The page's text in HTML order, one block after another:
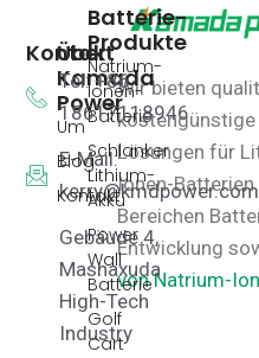
Wir bieten
Lösungen für
Ionen-Batterien.
Bereichen
Entwicklung
von Natrium-
Batterie-
Produkte
Natrium-
Ionen-
Batterie
Schlanker
Lithium-
Akku
Power
Wall
Batterie
Golf
Cart
Über
Kamada
Power
Um
Blog
Kontakt
Kontakt
Tel: +86
18617118946
E-Mail:
kerry@kmdpower.com
Gebäude 4,
Mashaxuda
High-Tech
Industry